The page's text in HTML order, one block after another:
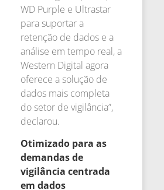
WD Purple e Ultrastar
para suportar a
retenção de dados e a
análise em tempo real, a
Western Digital agora
oferece a solução de
dados mais completa
do setor de vigilância”,
declarou.
Otimizado para as
demandas de
vigilância centrada
em dados